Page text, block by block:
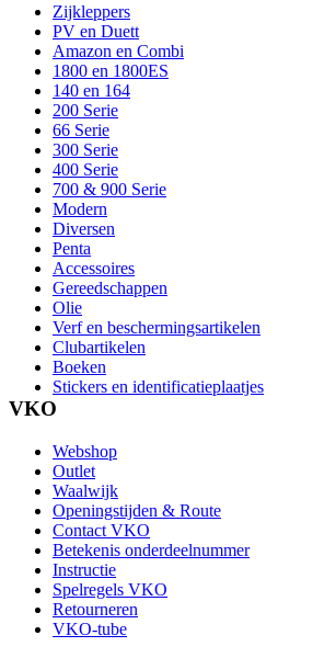
Zijkleppers
PV en Duett
Amazon en Combi
1800 en 1800ES
140 en 164
200 Serie
66 Serie
300 Serie
400 Serie
700 & 900 Serie
Modern
Diversen
Penta
Accessoires
Gereedschappen
Olie
Verf en beschermingsartikelen
Clubartikelen
Boeken
Stickers en identificatieplaatjes
VKO
Webshop
Outlet
Waalwijk
Openingstijden & Route
Contact VKO
Betekenis onderdeelnummer
Instructie
Spelregels VKO
Retourneren
VKO-tube